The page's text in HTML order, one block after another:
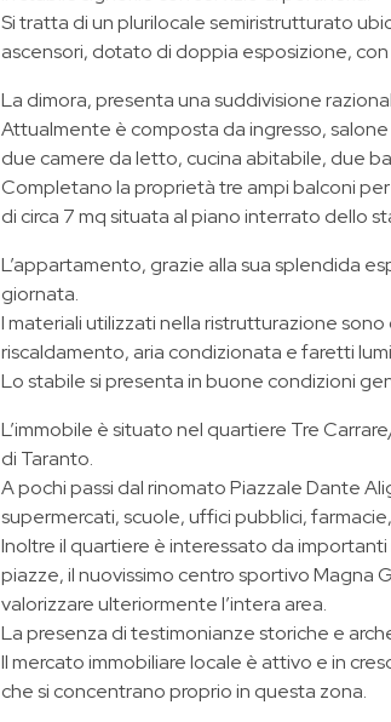
Si tratta di un plurilocale semiristrutturato
ascensori, dotato di doppia esposizione,
La dimora, presenta una suddivisione
Attualmente è composta da ingresso,
due camere da letto, cucina abitabile, due
Completano la proprietà tre ampi balconi
di circa 7 mq situata al piano interrato dello
L’appartamento, grazie alla sua splendida
giornata.
I materiali utilizzati nella ristrutturazione
riscaldamento, aria condizionata e faretti
Lo stabile si presenta in buone condizioni
L’immobile è situato nel quartiere Tre
di Taranto.
A pochi passi dal rinomato Piazzale Dante
supermercati, scuole, uffici pubblici,
Inoltre il quartiere è interessato da
piazze, il nuovissimo centro sportivo Magna
valorizzare ulteriormente l’intera area.
La presenza di testimonianze storiche e
Il mercato immobiliare locale è attivo e in
che si concentrano proprio in questa zona.